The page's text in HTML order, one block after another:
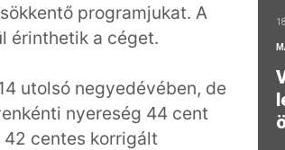
programjukat. A
érinthetik a céget.
utolsó negyedévében, de
nyereség 44 cent
42 centes korrigált